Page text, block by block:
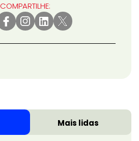
COMPARTILHE:
Mais lidas